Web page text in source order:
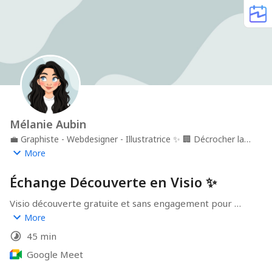
Mélanie Aubin
💼 Graphiste - Webdesigner - Illustratrice ✨ 🏢 Décrocher la
Lune Design 🌙
More
Échange Découverte en Visio ✨
Visio découverte gratuite et sans engagement pour
échanger sur ton projet savoir si on peut collaborer
ensemble pour faire briller ta marque ✨
Si aucune des disponibilités suivantes ne te convient
n'hésite pas à m'envoyer un mail
More
45 min
Google Meet